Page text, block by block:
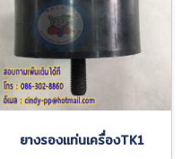
ยางรองแท่นเครื่องTK1